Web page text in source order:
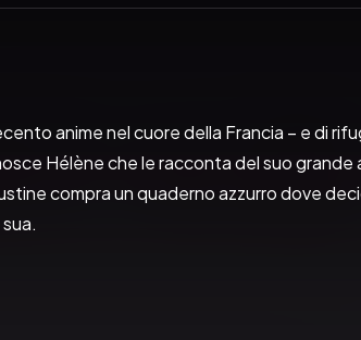
anime nel cuore della Francia – e di
Hélène che le racconta del suo
compra un quaderno azzurro dove